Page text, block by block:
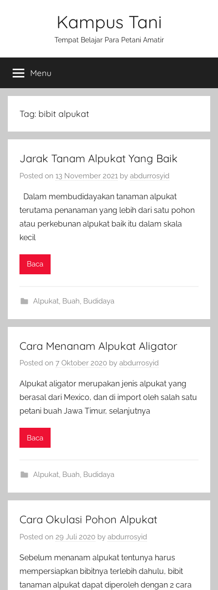
Kampus Tani
Tempat Belajar Para Petani Amatir
Menu
Tag: bibit alpukat
Jarak Tanam Alpukat Yang Baik
Posted on 13 November 2021 by abdurrosyid
Dalam membudidayakan tanaman alpukat
terutama penanaman yang lebih dari satu pohon
atau perkebunan alpukat baik itu dalam skala
kecil
Baca
Alpukat, Buah Budidaya
Cara Menanam Alpukat Aligator
Posted on 7 Oktober 2020 by abdurrosyid
Alpukat aligator merupakan jenis alpukat yang
berasal dari Mexico, dan di import oleh salah satu
petani buah Jawa Timur, selanjutnya
Baca
Alpukat, Buah, Budidaya
Cara Okulasi Pohon Alpukat
Posted on 29 Juli 2020 by abdurrosyid
Sebelum menanam alpukat tentunya harus
mempersiapkan bibitnya terlebih dahulu, bibit
tanaman alpukat dapat diperoleh dengan 2 cara